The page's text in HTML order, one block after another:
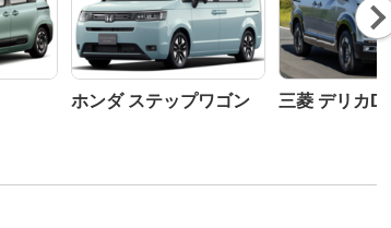
ホンダ ステップワゴン 三菱 デリカD:5
Nex
t